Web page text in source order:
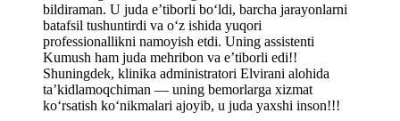
bildiraman. U juda e’tiborli bo‘ldi, barcha jarayonlarni
batafsil tushuntirdi va o‘z ishida yuqori
professionallikni namoyish etdi. Uning assistenti
Kumush ham juda mehribon va e’tiborli edi!!
Shuningdek, klinika administratori Elvirani alohida
ta’kidlamoqchiman — uning bemorlarga xizmat
ko‘rsatish ko‘nikmalari ajoyib, u juda yaxshi inson!!!